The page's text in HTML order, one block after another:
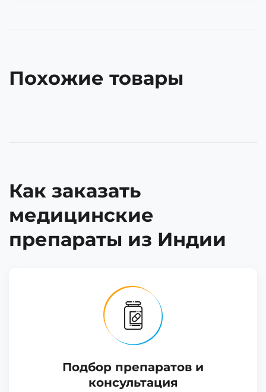
Похожие товары
Как заказать
медицинские
препараты из Индии
Подбор препаратов и
консультация